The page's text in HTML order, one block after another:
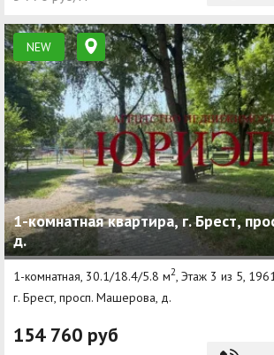
NEW
1-комнатная квартира, г. Брест,
д.
1-комнатная, 30.1/18.4/5.8 м2, Этаж 3 из 5,
г. Брест, просп. Машерова, д.
154 760 руб